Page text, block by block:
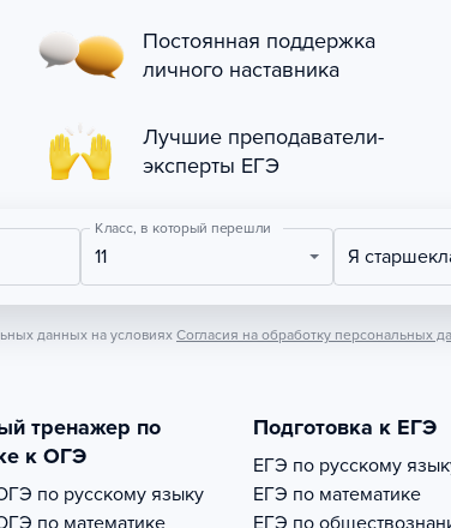
Постоянная поддержка
личного наставника
Лучшие преподаватели-
эксперты ЕГЭ
Класс, в который перешли
11 Я
данных на условиях Согласия на обработку персональных
тренажер по
к ОГЭ
по русскому языку
по математике
Подготовка к ЕГЭ
ЕГЭ по русскому
ЕГЭ по математике
ЕГЭ по